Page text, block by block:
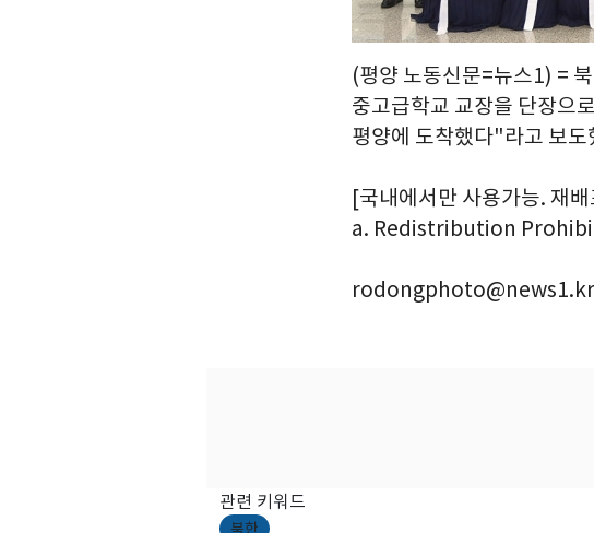
(평양 노동신문=뉴스1) =
중고급학교 교장을 단장으
평양에 도착했다"라고 보도
[국내에서만 사용가능. 재
a. Redistribution
rodongphoto@news1.kr
관련 키워드
북한